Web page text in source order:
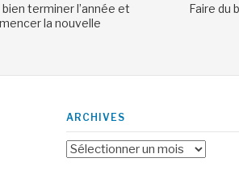
bien terminer l’année et
la nouvelle
Faire du
ARCHIVES
Archives